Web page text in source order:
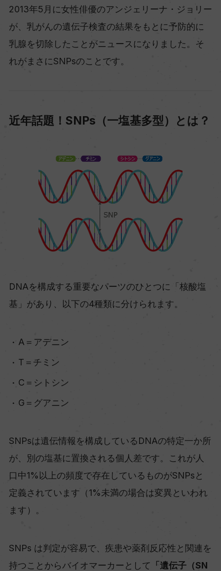
2013年5月に女性俳優のアンジェリーナ・ジョリー
が、乳がんの遺伝子検査の結果をもとに予防的に
乳腺を切除したことがニュースになりました。そ
れがまさにSNPsのことです。
近年話題！SNPs（一塩基多型）とは？
DNAを構成する重要なパーツのひとつに「核酸塩
基」があり、以下の4種類に分けられます。
A＝アデニン
T＝チミン
C＝シトシン
G＝グアニン
SNPsは遺伝情報を構成しているDNAの特定一か所
が、別の塩基に置換される個人差です。これが人
口中1%以上の頻度で存在しているものがSNPsと
定義されています（1%未満の場合は変異といわれ
ます）。
SNPs は判定が容易で、疾患や薬剤反応性と関連を
持つことからバイオマーカーとして 「遺伝子（SN